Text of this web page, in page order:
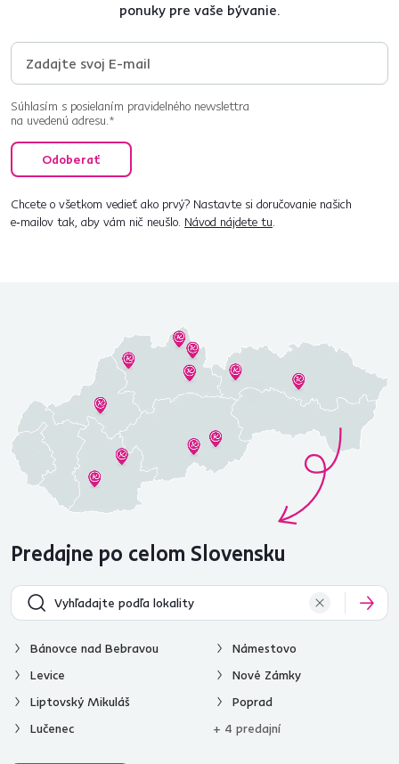
ponuky pre vaše bývanie.
Súhlasím s posielaním pravidelného newslettra
na uvedenú adresu.*
Odoberať
Chcete o všetkom vedieť ako prvý? Nastavte si doručovanie našich
e‑mailov tak, aby vám nič neušlo. Návod nájdete tu.
Predajne po celom Slovensku
Bánovce nad Bebravou
Levice
Liptovský Mikuláš
Lučenec
Námestovo
Nové Zámky
Poprad
+ 4 predajní